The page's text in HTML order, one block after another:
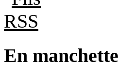
En manchette